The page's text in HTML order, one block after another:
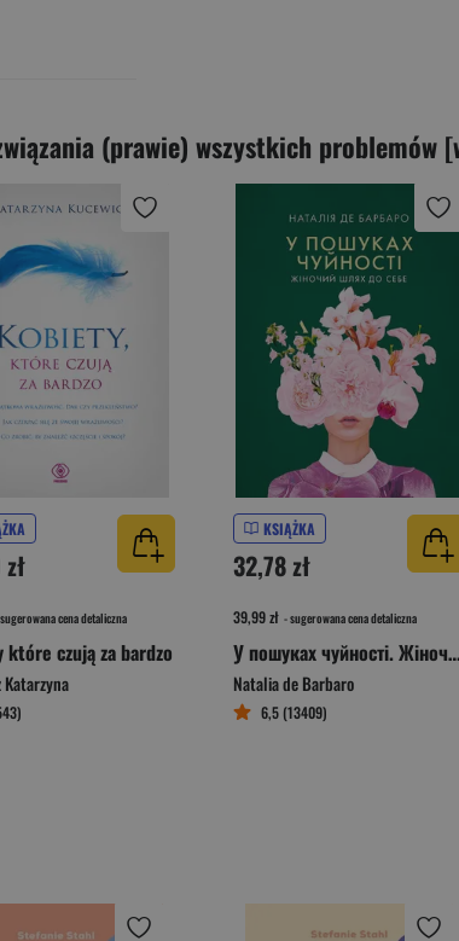
(prawie) wszystkich problemów
cena detaliczna
które czują za bardzo
Katarzyna
KSIĄŻKA
32,78 zł
39,99 zł - sugerowana cena detaliczna
У пошуках чуйності. Жіночий шлях до себе / Czuła przewodniczka. Kobieca droga do siebie
Natalia de Barbaro
6,5 (13409)